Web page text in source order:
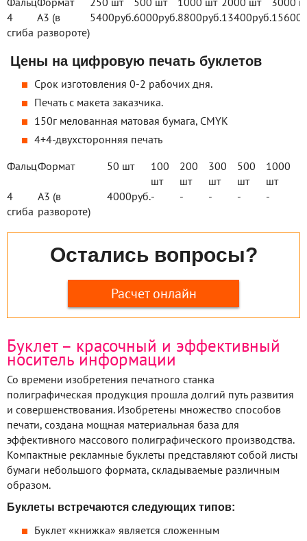
4
сгиба
А3 (в
развороте)
5400руб.6000руб.8800руб.13400руб.15600
Цены на цифровую печать буклетов
Срок изготовления 0-2 рабочих дня.
Печать с макета заказчика.
150г мелованная матовая бумага, CMYK
4+4-двухсторонняя печать
ФальцФормат 50 шт
100
шт
200
шт
300
шт
500
шт
1000
шт
4
сгиба
А3 (в
развороте)
4000руб.- - - - -
Остались вопросы?
Расчет онлайн
Буклет – красочный и эффективный
носитель информации
Со времени изобретения печатного станка
полиграфическая продукция прошла долгий путь развития
и совершенствования. Изобретены множество способов
печати, создана мощная материальная база для
эффективного массового полиграфического производства.
Компактные рекламные буклеты представляют собой листы
бумаги небольшого формата, складываемые различным
образом.
Буклеты встречаются следующих типов:
Буклет «книжка» является сложенным